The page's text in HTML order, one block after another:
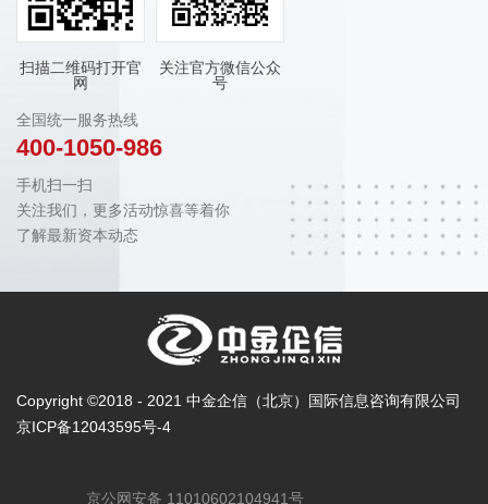
扫描二维码打开官
网
关注官方微信公众
号
全国统一服务热线
400-1050-986
手机扫一扫
关注我们，更多活动惊喜等着你
了解最新资本动态
Copyright ©2018 - 2021 中金企信（北京）国际信息咨询有限公司
京ICP备12043595号-4
京公网安备 11010602104941号